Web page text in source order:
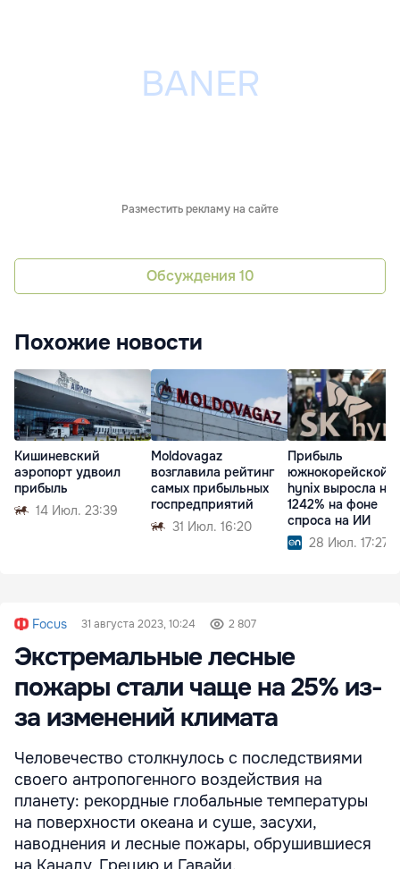
Разместить рекламу на сайте
Обсуждения 10
Похожие новости
Кишиневский
аэропорт удвоил
прибыль
14 Июл. 23:39
Moldovagaz
возглавила рейтинг
самых прибыльных
госпредприятий
31 Июл. 16:20
Прибыль
южнокорейской
hynix выросла на
1242% на фоне
спроса на ИИ
28 Июл. 17:27
Focus 31 августа 2023, 10:24 2 807
Экстремальные лесные
пожары стали чаще на 25% из-
за изменений климата
Человечество столкнулось с последствиями
своего антропогенного воздействия на
планету: рекордные глобальные температуры
на поверхности океана и суше, засухи,
наводнения и лесные пожары, обрушившиеся